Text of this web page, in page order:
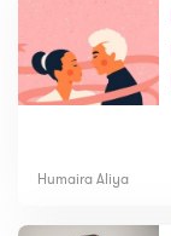
Humaira Aliya